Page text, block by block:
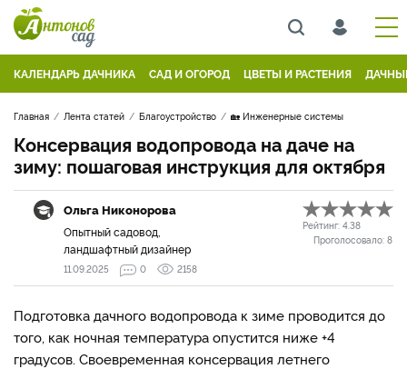
КАЛЕНДАРЬ ДАЧНИКА САД И ОГОРОД ЦВЕТЫ И РАСТЕНИЯ
Главная Лента статей Благоустройство 🏡 Инженерные системы
Консервация водопровода на даче на
зиму: пошаговая инструкция для октября
Ольга Никонорова
Опытный садовод,
ландшафтный дизайнер
Рейтинг: 4.38
Проголосовало: 8
11.09.2025 0 2158
Подготовка дачного водопровода к зиме проводится до
того, как ночная температура опустится ниже +4
градусов. Своевременная консервация летнего